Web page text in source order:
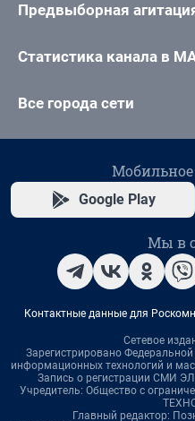
Предвыборная
Статистика канала в
Все города сети
Google Play
Мы в
Контактные данные для
Сетевое
Зарегистрировано
информационных технологий и
Запись о регистрации СМИ
Учредитель: Общество с
Главный редактор: